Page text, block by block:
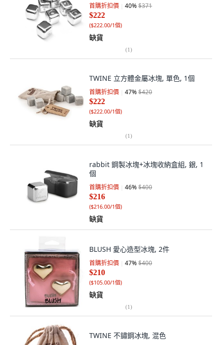
首購折扣價 40%$371
$222
($222.00/1個)
缺貨
(1)
TWINE 立方體金屬冰塊, 單色, 1個
首購折扣價 47%$420
$222
($222.00/1個)
缺貨
(1)
rabbit 鋼製冰塊+冰塊收納盒組, 銀, 1
個
首購折扣價 46%$400
$216
($216.00/1個)
缺貨
BLUSH 愛心造型冰塊, 2件
首購折扣價 47%$400
$210
($105.00/1個)
缺貨
(1)
TWINE 不鏽鋼冰塊, 混色